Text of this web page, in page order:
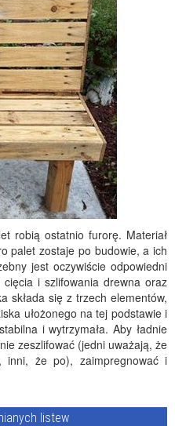
robią ostatnio furorę. Materiał
palet zostaje po budowie, a ich
jest oczywiście odpowiedni
i szlifowania drewna oraz
składa się z trzech elementów,
ułożonego na tej podstawie i
i wytrzymała. Aby ładnie
zeszlifować (jedni uważają, że
inni, że po), zaimpregnować i
listew